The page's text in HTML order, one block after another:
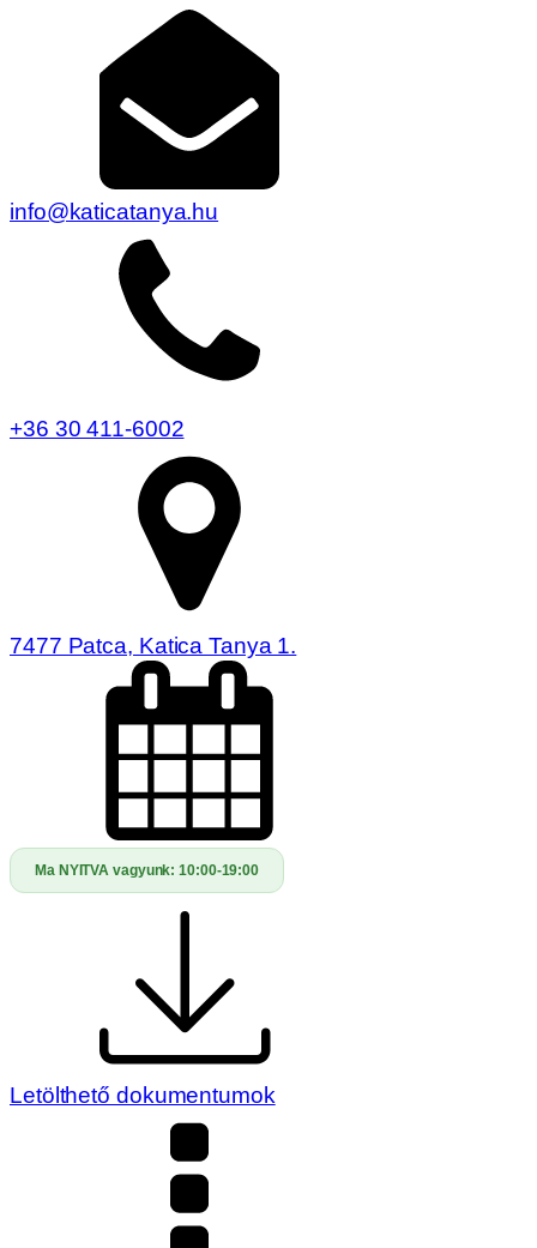
info@katicatanya.hu
+36 30 411-6002
7477 Patca, Katica Tanya 1.
Ma NYITVA vagyunk:10:00-19:00
Letölthető dokumentumok